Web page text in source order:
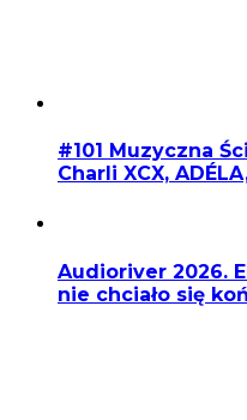
#101 Muzyczna
Charli XCX,
Audioriver 2026.
nie chciało się